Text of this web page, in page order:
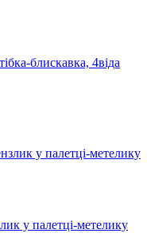
блискавка, 4віда
у палетці-метелику